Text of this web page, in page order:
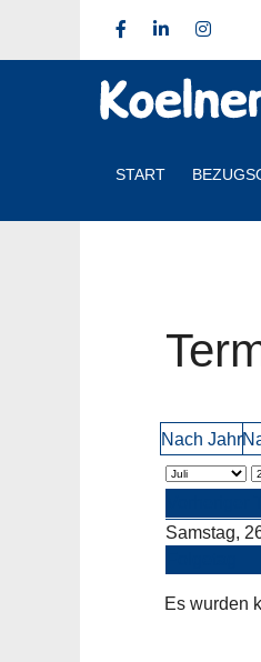
START
Nach Jahr
Samstag,
Es wurden